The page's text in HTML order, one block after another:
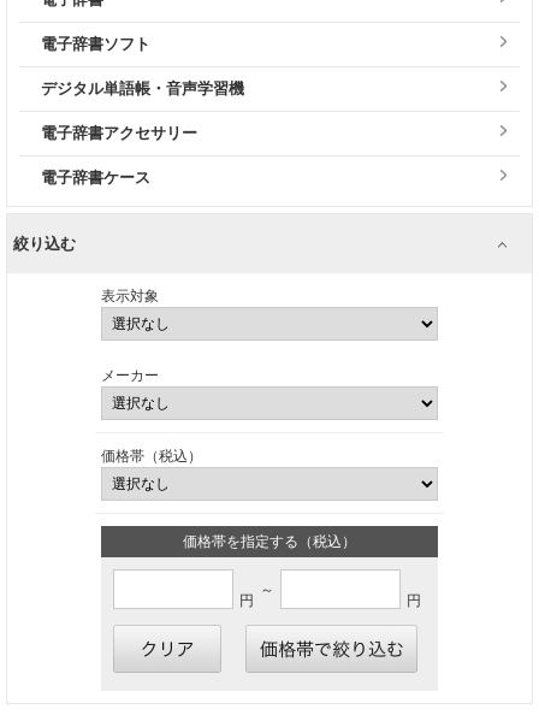
電子辞書ソフト
デジタル単語帳・音声学習機
電子辞書アクセサリー
電子辞書ケース
絞り込む
表示対象
メーカー
価格帯（税込）
価格帯を指定する（税込）
円
～
円